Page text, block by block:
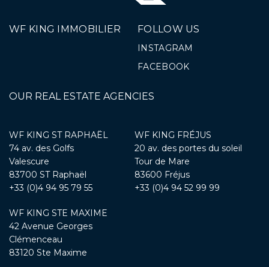
WF KING IMMOBILIER FOLLOW US
INSTAGRAM
FACEBOOK
OUR REAL ESTATE AGENCIES
WF KING ST RAPHAËL
74 av. des Golfs
Valescure
83700 ST Raphaël
+33 (0)4 94 95 79 55
WF KING FRÉJUS
20 av. des portes du soleil
Tour de Mare
83600 Fréjus
+33 (0)4 94 52 99 99
WF KING STE MAXIME
42 Avenue Georges
Clémenceau
83120 Ste Maxime